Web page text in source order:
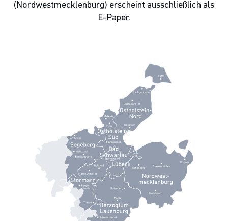
(Nordwestmecklenburg) erscheint ausschließlich als
E-Paper.